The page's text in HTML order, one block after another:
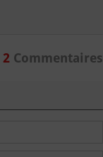
2Commentaires